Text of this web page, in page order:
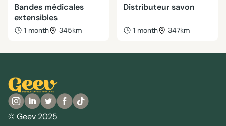
Bandes médicales
extensibles
1 month 345km
Distributeur savon
1 month 347km
© Geev 2025